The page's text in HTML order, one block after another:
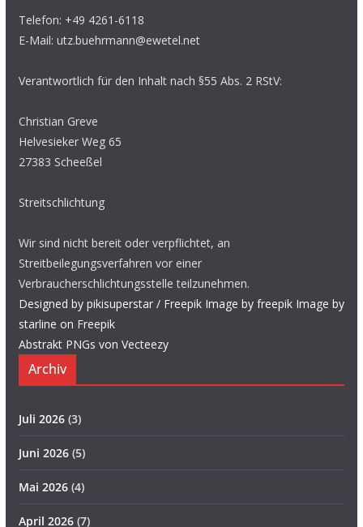
Telefon: +49 4261-6118
E-Mail: utz.buehrmann@ewetel.net
Verantwortlich für den Inhalt nach §55 Abs. 2 RStV:
Christian Greve
Helvesieker Weg 65
27383 Scheeßel
Streitschlichtung
Wir sind nicht bereit oder verpflichtet, an
Streitbeilegungsverfahren vor einer
Verbraucherschlichtungsstelle teilzunehmen.
Designed by pikisuperstar / Freepik Image by freepik Image by
starline on Freepik
Abstrakt PNGs von Vecteezy
Archiv
Juli 2026(3)
Juni 2026(5)
Mai 2026(4)
April 2026(7)